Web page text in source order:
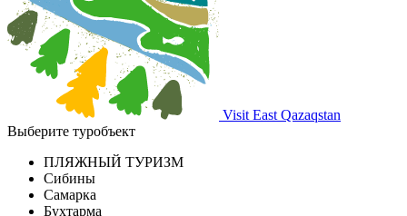
Visit East Qazaqstan
Выберите туробъект
ПЛЯЖНЫЙ ТУРИЗМ
Сибины
Самарка
Бухтарма